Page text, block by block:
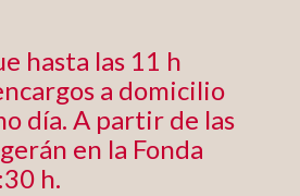
hasta las 11 h
a domicilio
día. A partir de las
en la Fonda
h.